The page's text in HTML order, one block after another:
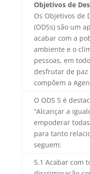
Objetivos de
Os Objetivos de
(ODSs) são um
acabar com a
ambiente e o
pessoas, em
desfrutar de paz
compõem a
O ODS 5 é
“Alcançar a
empoderar
para tanto
seguem:
5.1 Acabar com